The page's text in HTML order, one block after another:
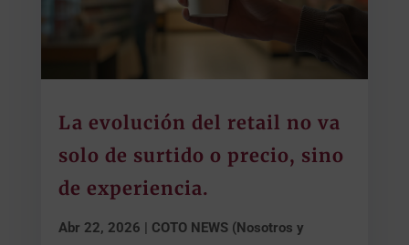
La evolución del retail no va
solo de surtido o precio, sino
de experiencia.
Abr 22, 2026 | COTO NEWS (Nosotros y